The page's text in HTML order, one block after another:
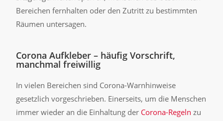
Bereichen fernhalten oder den Zutritt zu bestimmten
Räumen untersagen.
Corona Aufkleber – häufig Vorschrift,
manchmal freiwillig
In vielen Bereichen sind Corona-Warnhinweise
gesetzlich vorgeschrieben. Einerseits, um die Menschen
immer wieder an die Einhaltung der Corona-Regeln zu